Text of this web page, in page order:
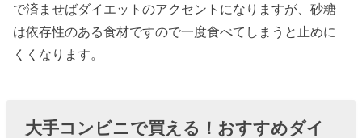
で済ませばダイエットのアクセントになりますが、砂糖
は依存性のある食材ですので一度食べてしまうと止めに
くくなります。
大手コンビニで買える！おすすめダイ